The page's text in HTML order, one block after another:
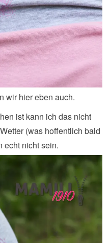
wir hier eben auch.
ist kann ich das nicht
(was hoffentlich bald
echt nicht sein.